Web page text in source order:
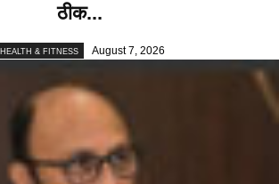
ठीक...
HEALTH & FITNESS August 7, 2026